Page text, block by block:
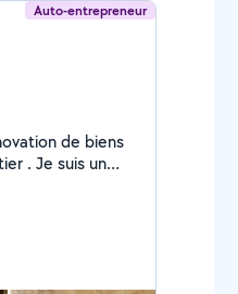
Auto-entrepreneur